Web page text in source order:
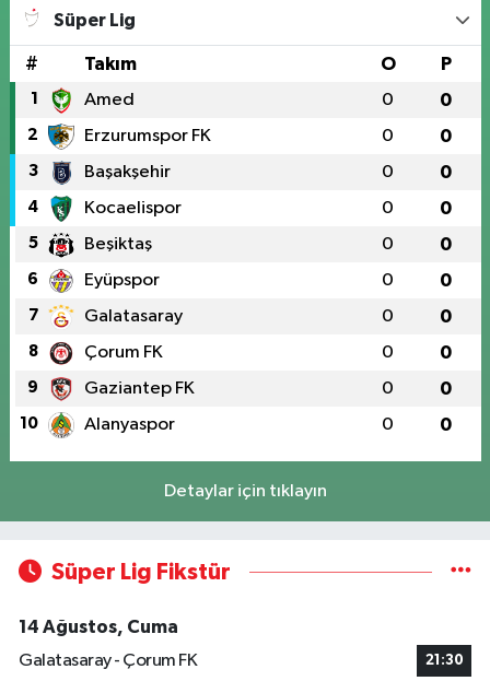
Süper Lig
# Takım O P
1 Amed 0 0
2 Erzurumspor FK 0 0
3 Başakşehir 0 0
4 Kocaelispor 0 0
5 Beşiktaş 0 0
6 Eyüpspor 0 0
7 Galatasaray 0 0
8 Çorum FK 0 0
9 Gaziantep FK 0 0
10 Alanyaspor 0 0
Detaylar için tıklayın
Süper Lig Fikstür
14 Ağustos, Cuma
Galatasaray - Çorum FK
21:30